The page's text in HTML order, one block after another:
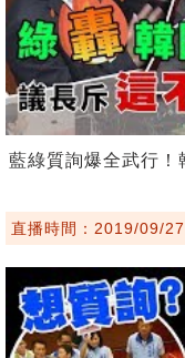
藍綠質詢爆全武行
直播時間：2019/09/